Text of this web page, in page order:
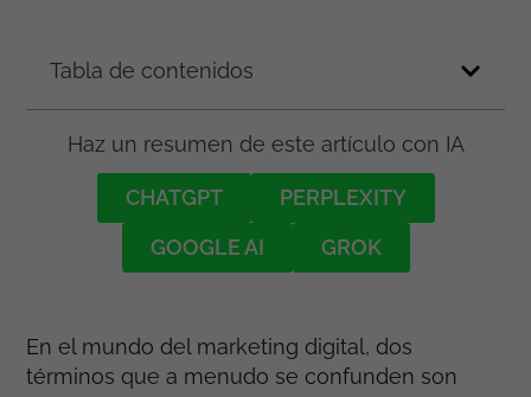
Tabla de contenidos
Haz un resumen de este artículo con IA
CHATGPT
PERPLEXITY
GOOGLE AI
GROK
En el mundo del marketing digital, dos
términos que a menudo se confunden son